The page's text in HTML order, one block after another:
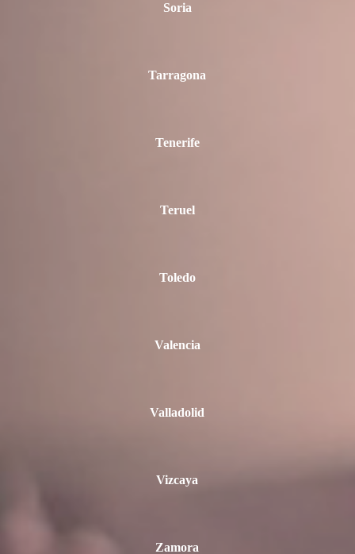
Soria
Tarragona
Tenerife
Teruel
Toledo
Valencia
Valladolid
Vizcaya
Zamora